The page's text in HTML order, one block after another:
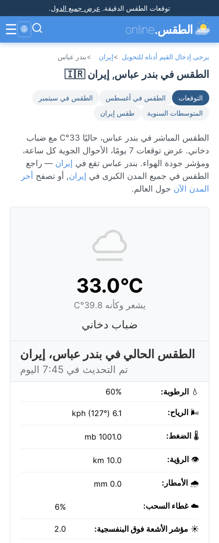
توقعات الطقس الدقيقة. عرض جميع الدول.
الطقس.online
🌐
☰
يرجى إدخال القيم أدناه للتحويل >إيران >بندر عباس
الطقس في بندر عباس, إيران 🇮🇷
التوقعات الطقس في أغسطس
الطقس في سبتمبر
المتوسطات السنوية
طقس إيران
الطقس المباشر في بندر عباس، حاليًا 33°C مع ضباب
دخاني. عرض توقعات 7 يومًا، الأحوال الجوية كل ساعة،
ومؤشر جودة الهواء. بندر عباس تقع في إيران — راجع
الطقس في جميع المدن الكبرى في إيران, أو تصفح أحر
المدن الآن حول العالم.
33.0°C
يشعر وكأنه 39.8°C
ضباب دخاني
الطقس الحالي في بندر عباس، إيران
تم التحديث في 7:45 اليوم
💧 الرطوبة: 60%
🌬️ الرياح: 6.1 kph (127°)
🌡️ الضغط: 1001.0 mb
👁️ الرؤية: 10.0 km
🌧️ الأمطار: 0.0 mm
☁️غطاء السحب: 6%
☀️ مؤشر الأشعة فوق البنفسجية: 2.0